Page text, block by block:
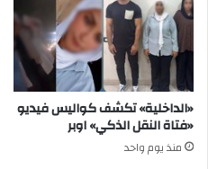
«الداخلية» تكشف كواليس فيديو
«فتاة النقل الذكي» اوبر
منذ يوم واحد